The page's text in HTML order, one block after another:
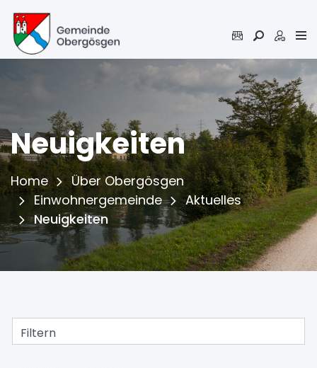
Kopfzeile
Inhalt
Neuigkeiten
Home
Über Obergösgen
Einwohnergemeinde
Aktuelles
Neuigkeiten (ausgewählt)
Filtern